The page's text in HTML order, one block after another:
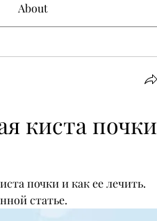
About
киста почки
почки и как ее лечить.
статье.